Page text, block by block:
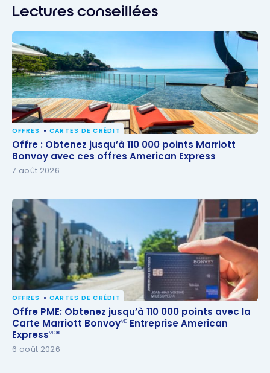
Lectures conseillées
Offre : Obtenez jusqu’à 110 000 points Marriott
Bonvoy avec ces offres American Express
OFFRES CARTES DE CRÉDIT
Offre : Obtenez jusqu’à 110 000 points Marriott
Bonvoy avec ces offres American Express
7 août 2026
Offre PME: Obtenez jusqu’à 110 000 points avec la
Carte Marriott BonvoyMD Entreprise American
ExpressMD *
OFFRES CARTES DE CRÉDIT
Offre PME: Obtenez jusqu’à 110 000 points avec la
Carte Marriott BonvoyMD Entreprise American
ExpressMD*
6 août 2026